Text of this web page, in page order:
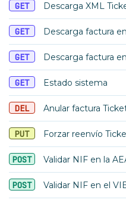
GET Descarga XML
GET Descarga factura
GET Descarga factura
GET Estado sistema
DEL Anular factura
PUT Forzar reenvío
POST Validar NIF en la
POST Validar NIF en el